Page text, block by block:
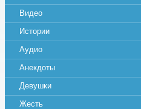
Видео
Истории
Аудио
Анекдоты
Девушки
Жесть